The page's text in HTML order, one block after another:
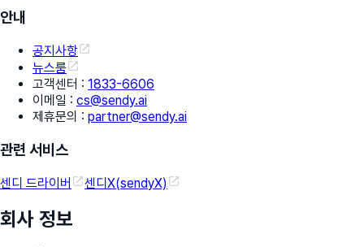
안내
공지사항
뉴스룸
고객센터 : 1833-6606
이메일 : cs@sendy.ai
제휴문의 : partner@sendy.ai
관련 서비스
센디 드라이버 센디X(sendyX)
회사 정보